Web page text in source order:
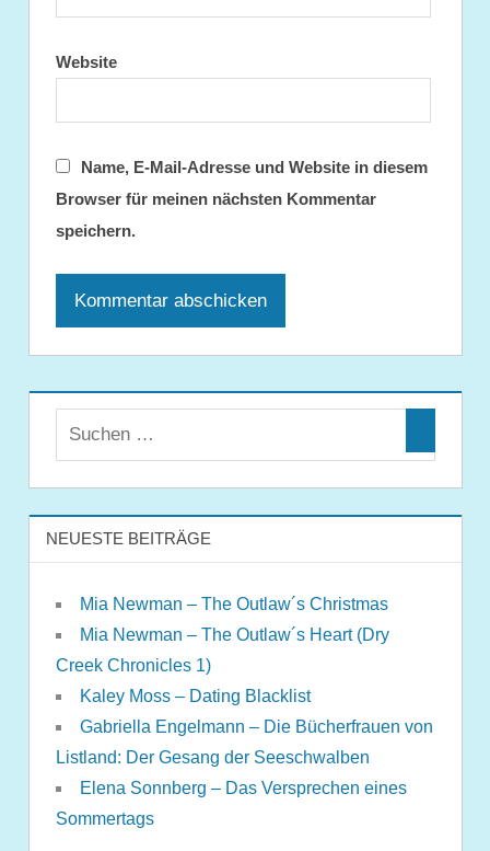
Website
Name, E-Mail-Adresse und Website in diesem
Browser für meinen nächsten Kommentar
speichern.
NEUESTE BEITRÄGE
Mia Newman – The Outlaw´s Christmas
Mia Newman – The Outlaw´s Heart (Dry
Creek Chronicles 1)
Kaley Moss – Dating Blacklist
Gabriella Engelmann – Die Bücherfrauen von
Listland: Der Gesang der Seeschwalben
Elena Sonnberg – Das Versprechen eines
Sommertags